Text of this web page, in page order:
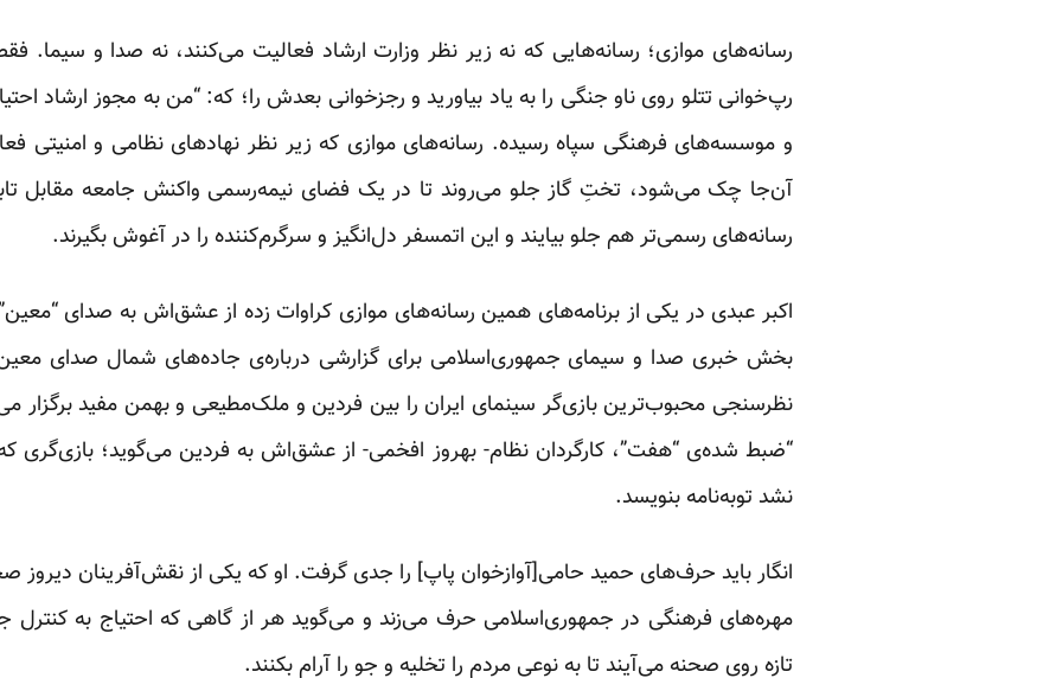
رسانه‌های موازی؛ رسانه‌هایی که نه زیر نظر وزارت ارشاد فعالیت می‌کنند، نه صدا و
رپ‌خوانی تتلو روی ناو جنگی را به یاد بیاورید و رجزخوانی بعدش را؛ که: “من به مجوز ارشاد
و موسسه‌های فرهنگی سپاه رسیده. رسانه‌های موازی که زیر نظر نهادهای نظامی و امنیتی
آن‌جا چک می‌شود، تختِ گاز جلو می‌روند تا در یک فضای نیمه‌رسمی واکنش جامعه مقابل
رسانه‌های رسمی‌تر هم جلو بیایند و این اتمسفر دل‌انگیز و سرگرم‌کننده را در آغوش بگیرند.
اکبر عبدی در یکی از برنامه‌های همین رسانه‌های موازی کراوات زده از عشق‌اش به صدای
بخش خبری صدا و سیمای جمهوری‌اسلامی برای گزارشی درباره‌ی جاده‌های شمال صدای
نظرسنجی محبوب‌ترین بازی‌گر سینمای ایران را بین فردین و ملک‌مطیعی و بهمن مفید برگزار
“ضبط شده‌ی “هفت”، کارگردان نظام- بهروز افخمی- از عشق‌اش به فردین می‌گوید؛ بازی‌گری
نشد توبه‌نامه بنویسد.
انگار باید حرف‌های حمید حامی[آوازخوان پاپ] را جدی گرفت. او که یکی از نقش‌آفرینان دیروز
مهره‌‌های فرهنگی در جمهوری‌اسلامی حرف می‌زند و می‌گوید هر از گاهی که احتیاج به کنترل
تازه روی صحنه می‌آیند تا به نوعی مردم را تخلیه‌ و جو را آرام بکنند.